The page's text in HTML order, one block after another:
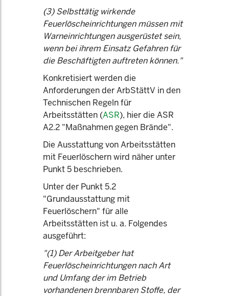
(3) Selbsttätig wirkende
Feuerlöscheinrichtungen müssen mit
Warneinrichtungen ausgerüstet sein,
wenn bei ihrem Einsatz Gefahren für
die Beschäftigten auftreten können."
Konkretisiert werden die
Anforderungen der ArbStättV in den
Technischen Regeln für
Arbeitsstätten (ASR), hier die ASR
A2.2 "Maßnahmen gegen Brände".
Die Ausstattung von Arbeitsstätten
mit Feuerlöschern wird näher unter
Punkt 5 beschrieben.
Unter der Punkt 5.2
"Grundausstattung mit
Feuerlöschern" für alle
Arbeitsstätten ist u. a. Folgendes
ausgeführt:
"(1) Der Arbeitgeber hat
Feuerlöscheinrichtungen nach Art
und Umfang der im Betrieb
vorhandenen brennbaren Stoffe, der